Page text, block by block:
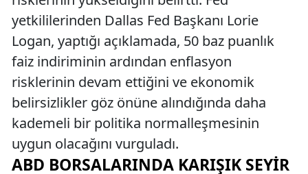
yetkililerinden Dallas Fed Başkanı Lorie
Logan, yaptığı açıklamada, 50 baz puanlık
faiz indiriminin ardından enflasyon
risklerinin devam ettiğini ve ekonomik
belirsizlikler göz önüne alındığında daha
kademeli bir politika normalleşmesinin
uygun olacağını vurguladı.
ABD BORSALARINDA KARIŞIK SEYIR